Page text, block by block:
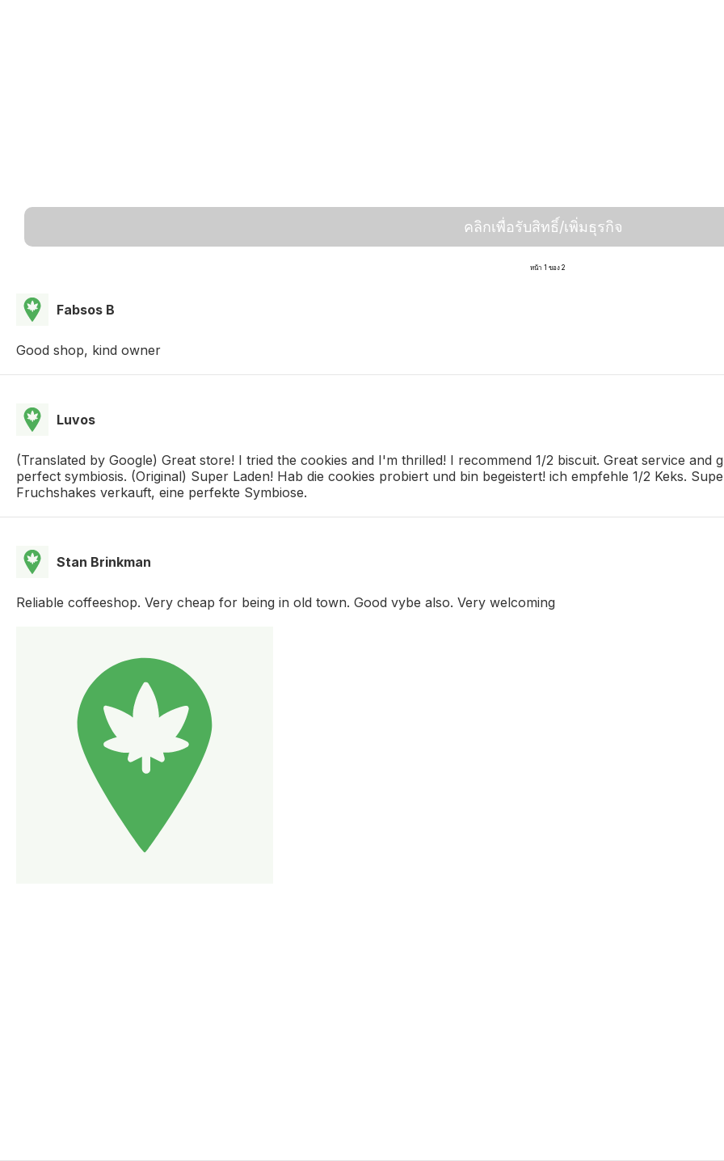
คลิกเพื่อรับสิทธิ์/เพิ่มธุรกิจ
หน้า 1 ของ 2
Fabsos B
Good shop, kind owner
Luvos
(Translated by Google) Great store! I tried the cookies and I'm thrilled! I recommend 1/2 biscuit. Great service and
perfect symbiosis. (Original) Super Laden! Hab die cookies probiert und bin begeistert! ich empfehle 1/2 Keks.
Fruchshakes verkauft, eine perfekte Symbiose.
Stan Brinkman
Reliable coffeeshop. Very cheap for being in old town. Good vybe also. Very welcoming